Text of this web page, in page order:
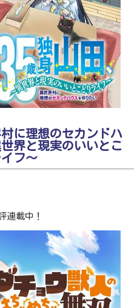
に理想のセカンドハ
界と現実のいいとこ
フ～
連載中！